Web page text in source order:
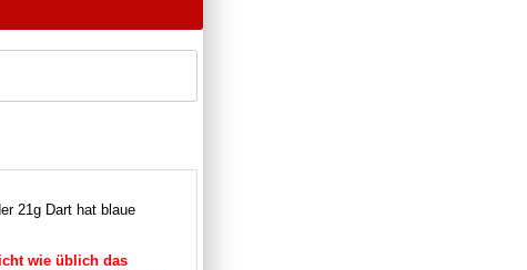
21g Dart hat blaue
wie üblich das